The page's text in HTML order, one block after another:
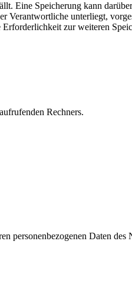
Eine Speicherung kann
Verantwortliche unterliegt,
zur weiteren
Rechners.
personenbezogenen Daten des